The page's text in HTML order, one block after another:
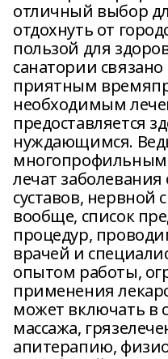
отличный выбор
отдохнуть от
пользой для
санатории
приятным
необходимым
предоставляется
нуждающимся.
многопрофильным
лечат
суставов, нервной
вообще, список
процедур,
врачей и
опытом работы,
применения
может включать в
массажа,
апитерапию,